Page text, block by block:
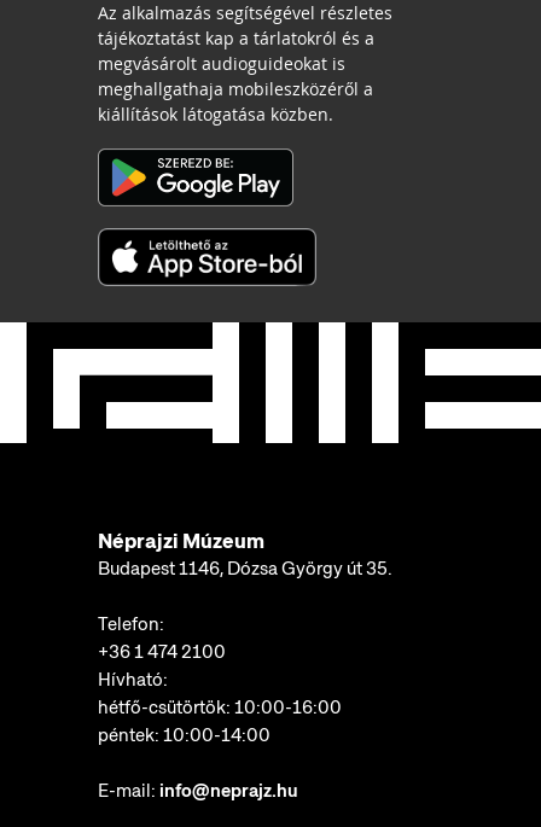
Az alkalmazás segítségével részletes
tájékoztatást kap a tárlatokról és a
megvásárolt audioguideokat is
meghallgathaja mobileszközéről a
kiállítások látogatása közben.
Néprajzi Múzeum
Budapest 1146, Dózsa György út 35.
Telefon:
+36 1 474 2100
Hívható:
hétfő-csütörtök: 10:00-16:00
péntek: 10:00-14:00
E-mail: info@neprajz.hu